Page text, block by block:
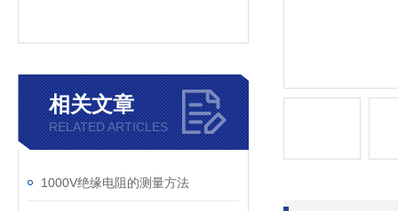
相关文章
RELATED ARTICLES
1000V绝缘电阻的测量方法